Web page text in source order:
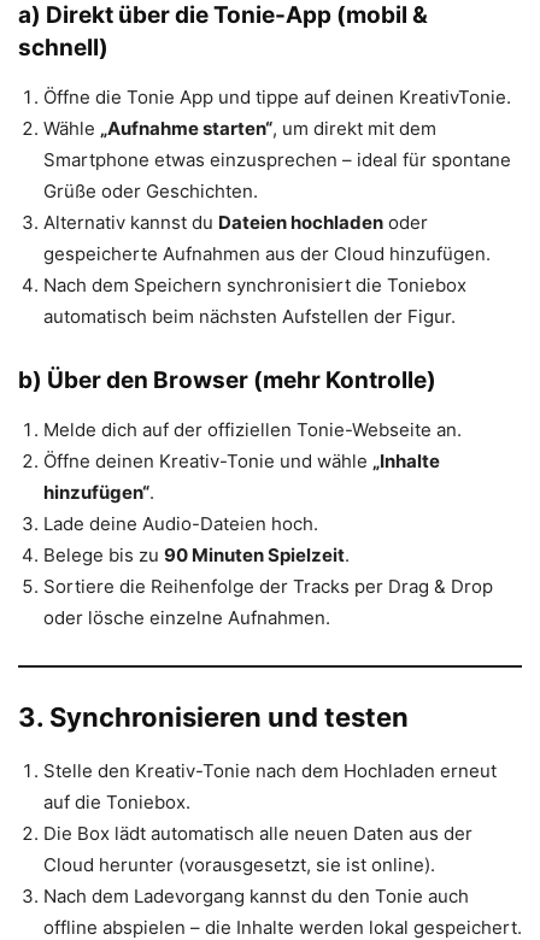
a) Direkt über die Tonie-App (mobil &
schnell)
Öffne die Tonie App und tippe auf deinen KreativTonie.
Wähle „Aufnahme starten“, um direkt mit dem
Smartphone etwas einzusprechen – ideal für spontane
Grüße oder Geschichten.
Alternativ kannst du Dateien hochladen oder
gespeicherte Aufnahmen aus der Cloud hinzufügen.
Nach dem Speichern synchronisiert die Toniebox
automatisch beim nächsten Aufstellen der Figur.
b) Über den Browser (mehr Kontrolle)
Melde dich auf der offiziellen Tonie-Webseite an.
Öffne deinen Kreativ-Tonie und wähle „Inhalte
hinzufügen“.
Lade deine Audio-Dateien hoch.
Belege bis zu 90 Minuten Spielzeit.
Sortiere die Reihenfolge der Tracks per Drag & Drop
oder lösche einzelne Aufnahmen.
3. Synchronisieren und testen
Stelle den Kreativ-Tonie nach dem Hochladen erneut
auf die Toniebox.
Die Box lädt automatisch alle neuen Daten aus der
Cloud herunter (vorausgesetzt, sie ist online).
Nach dem Ladevorgang kannst du den Tonie auch
offline abspielen – die Inhalte werden lokal gespeichert.